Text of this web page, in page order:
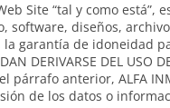
Site “tal y como
software, diseños,
de idoneidad
DERIVARSE DEL USO
párrafo anterior, ALFA
de los datos o